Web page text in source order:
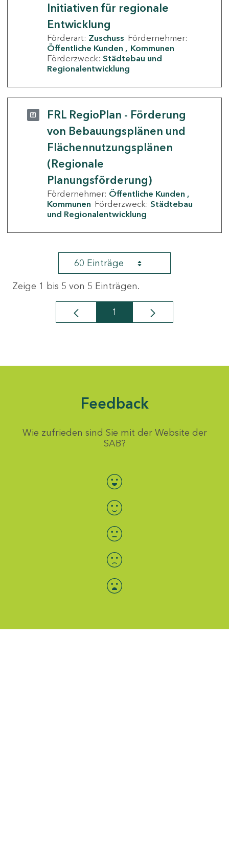
Initiativen für regionale
Entwicklung
Förderart: Zuschuss Fördernehmer:
Öffentliche Kunden
Kommunen
Förderzweck: Städtebau und
Regionalentwicklung
FRL RegioPlan - Förderung
von Bebauungsplänen und
Flächennutzungsplänen
(Regionale
Planungsförderung)
Fördernehmer: Öffentliche Kunden
Kommunen Förderzweck: Städtebau
und Regionalentwicklung
60 Einträge
Zeige 1 bis 5 von 5 Einträgen.
Seite
1
Feedback
Wie zufrieden sind Sie mit der Website der
SAB?
Bewertung auswählen